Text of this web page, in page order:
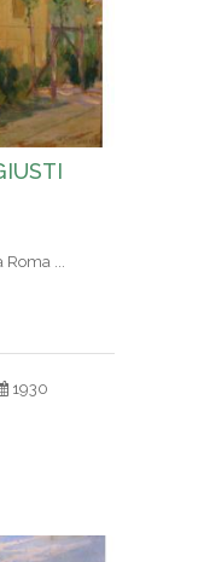
Roma ...
1930